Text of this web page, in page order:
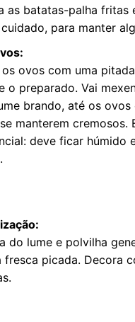
as batatas-palha fritas
para manter
os ovos com uma
o preparado. Vai
brando, até os ovos
manterem cremosos.
deve ficar húmido
do lume e polvilha
fresca picada. Decora